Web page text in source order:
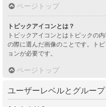
ページトップ
トピックアイコンとは？
トピックアイコンとはトピックの
の際に選んだ画像のことです。ト
ョンが必要です。
ページトップ
ユーザーレベルとグループ